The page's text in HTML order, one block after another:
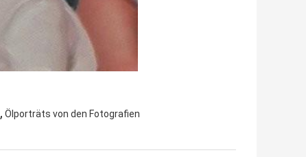
, Ölporträts von den Fotografien